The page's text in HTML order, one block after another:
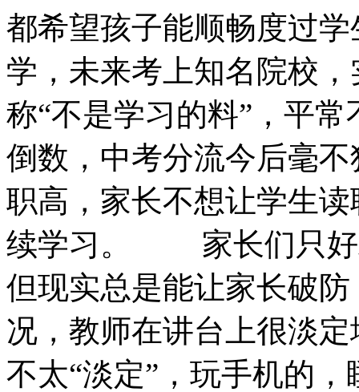
都希望孩子能顺畅度过
学，未来考上知名院校
称“不是学习的料”，
倒数，中考分流今后毫
职高，家长不想让学生
续学习。 家长们只好
但现实总是能让家长破
况，教师在讲台上很
不太“淡定”，玩手机的